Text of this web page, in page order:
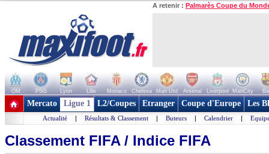
A retenir : Palmarès Coupe du
OM PSG Lyon Lille Monaco Chelsea Man Utd Arsenal Liverpool ManCity
+ de clubs
Mercato Ligue 1 L2/Coupes Etranger Coupe d'Europe Les
Actualité | Résultats & Classement | Buteurs | Calendrier |
Classement FIFA / Indice FIFA